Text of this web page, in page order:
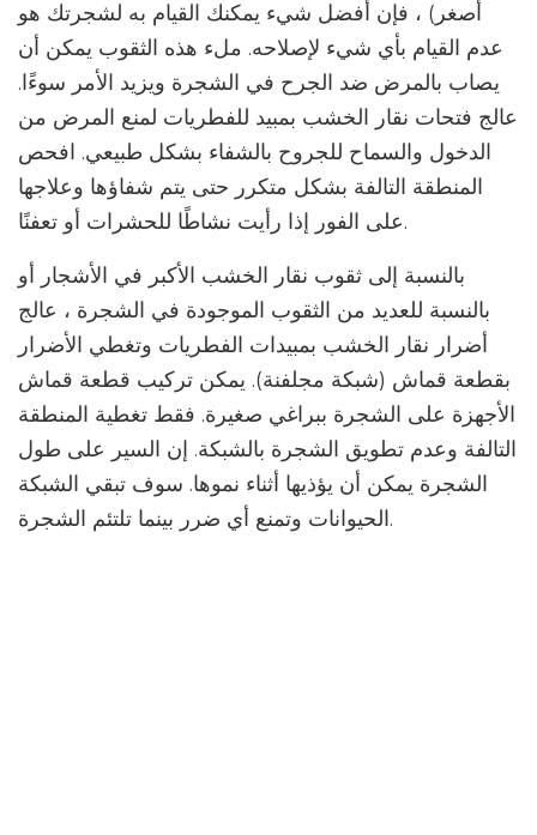
أصغر) ، فإن أفضل شيء يمكنك القيام به لشجرتك هو
عدم القيام بأي شيء لإصلاحه. ملء هذه الثقوب يمكن أن
يصاب بالمرض ضد الجرح في الشجرة ويزيد الأمر سوءًا.
عالج فتحات نقار الخشب بمبيد للفطريات لمنع المرض من
الدخول والسماح للجروح بالشفاء بشكل طبيعي. افحص
المنطقة التالفة بشكل متكرر حتى يتم شفاؤها وعلاجها
على الفور إذا رأيت نشاطًا للحشرات أو تعفنًا.
بالنسبة إلى ثقوب نقار الخشب الأكبر في الأشجار أو
بالنسبة للعديد من الثقوب الموجودة في الشجرة ، عالج
أضرار نقار الخشب بمبيدات الفطريات وتغطي الأضرار
بقطعة قماش (شبكة مجلفنة). يمكن تركيب قطعة قماش
الأجهزة على الشجرة ببراغي صغيرة. فقط تغطية المنطقة
التالفة وعدم تطويق الشجرة بالشبكة. إن السير على طول
الشجرة يمكن أن يؤذيها أثناء نموها. سوف تبقي الشبكة
الحيوانات وتمنع أي ضرر بينما تلتئم الشجرة.